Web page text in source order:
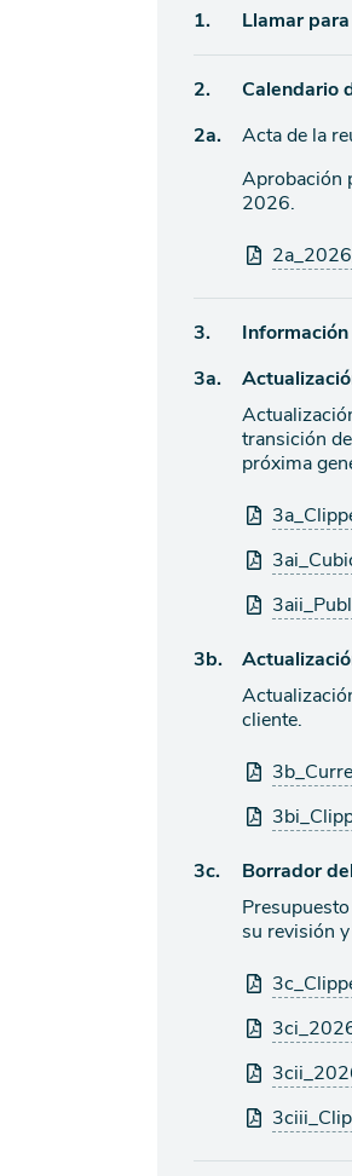
Ítem
agenda
1. Llamar
Ítem
de
2.
Calendario
Ítem
agenda
2a.
Acta de la
Aprobación
2026.
Archivos
adjuntos
Ítem
de
agenda
3.
Información
Ítem
agenda
3a.
transición
próxima
Archivos
adjuntos
Ítem
agenda
3b.
cliente.
Archivos
adjuntos
Ítem
agenda
3c.
Borrador
su revisión
Archivos
adjuntos